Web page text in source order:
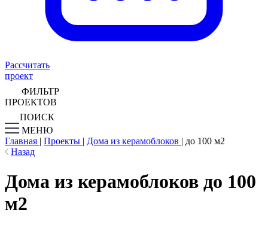
Рассчитать
проект
ФИЛЬТР
ПРОЕКТОВ
ПОИСК
МЕНЮ
Главная | Проекты | Дома из керамоблоков | до 100 м2
Назад
Дома из керамоблоков до 100
м2